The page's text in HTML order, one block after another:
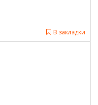
В закладки